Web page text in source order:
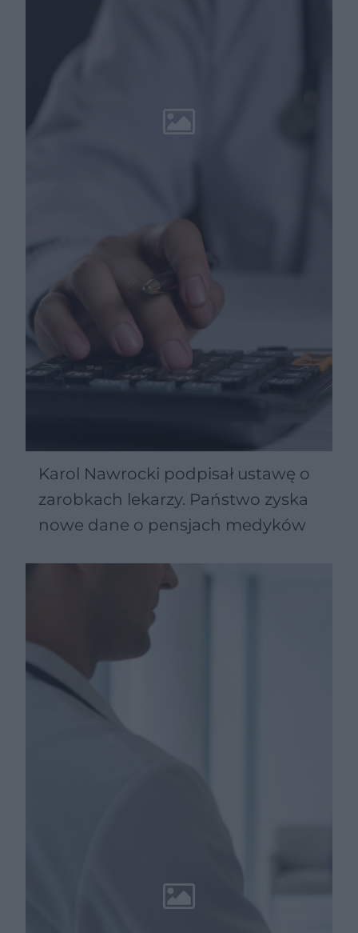
Karol Nawrocki podpisał ustawę o
zarobkach lekarzy. Państwo zyska
nowe dane o pensjach medyków